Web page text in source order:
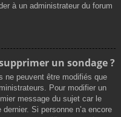
à un administrateur du forum
un sondage ?
ne peuvent être modifiés que
Pour modifier un
message du sujet car le
Si personne n’a encore